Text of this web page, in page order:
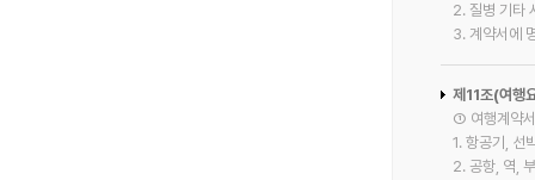
2. 질병 기타
3. 계약서에
제11조(여행
① 여행계약
1. 항공기, 선
2. 공항, 역,